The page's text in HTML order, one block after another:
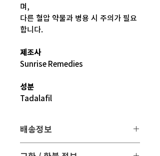
며,
다른 혈압 약물과 병용 시 주의가 필요
합니다.
제조사
Sunrise Remedies
성분
Tadalafil
배송정보